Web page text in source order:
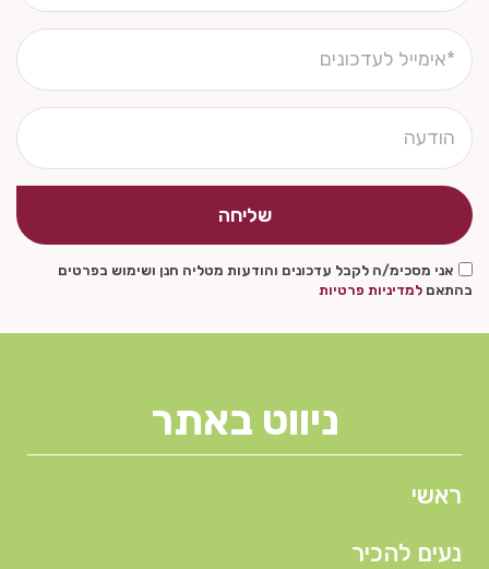
אני מסכימ/ה לקבל עדכונים והודעות מטליה חנן ושימוש בפרטים
בהתאם למדיניות פרטיות
שליחה
ניווט באתר
ראשי
נעים להכיר